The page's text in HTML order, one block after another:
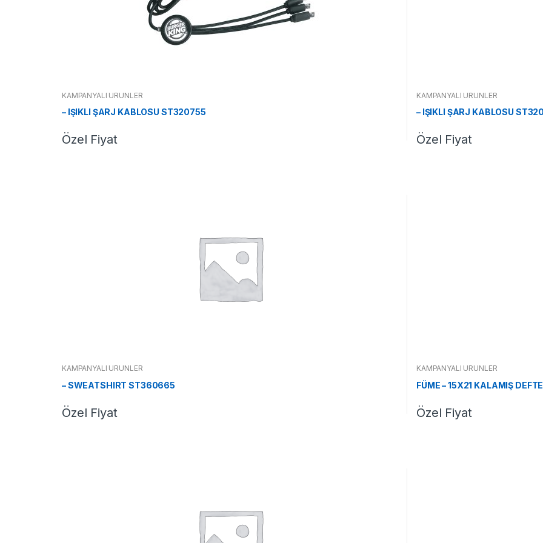
KAMPANYALI ÜRÜNLER
– IŞIKLI ŞARJ KABLOSU ST320755
Özel Fiyat
KAMPANYALI ÜRÜNLER
– IŞIKLI ŞARJ KABLOSU
Özel Fiyat
KAMPANYALI ÜRÜNLER
– SWEATSHIRT ST360665
Özel Fiyat
KAMPANYALI ÜRÜNLER
FÜME – 15X21 KALAMIŞ
Özel Fiyat